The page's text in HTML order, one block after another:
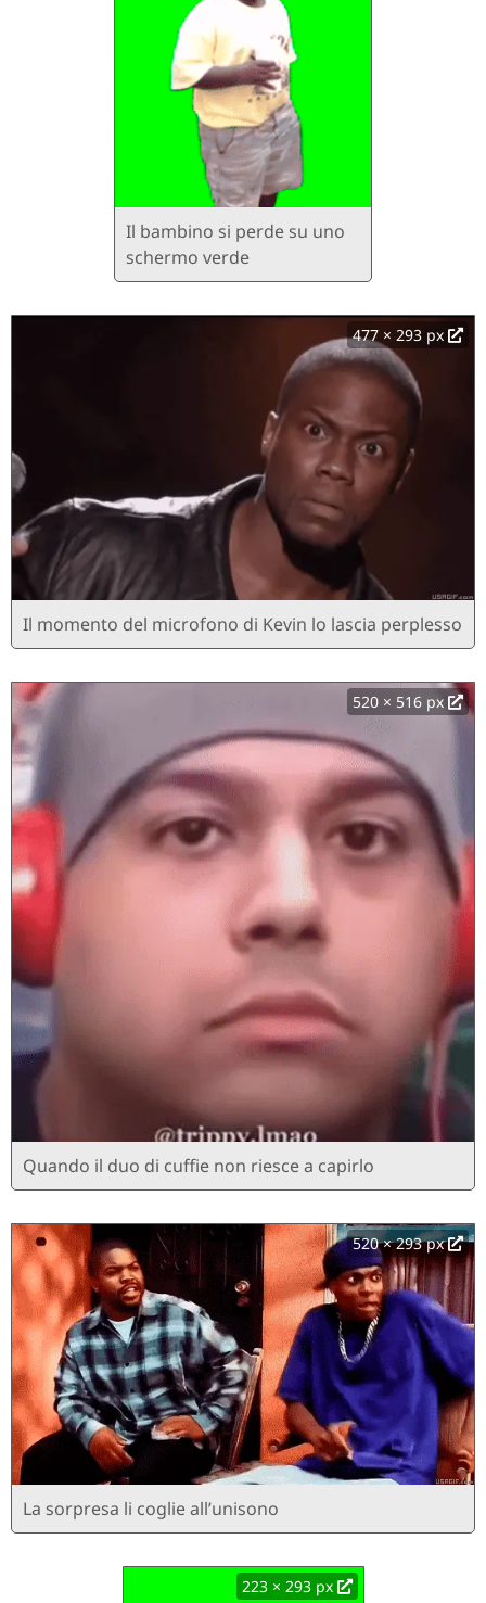
Il bambino si perde su uno
schermo verde
477 × 293 px
Il momento del microfono di Kevin lo lascia perplesso
520 × 516 px
Quando il duo di cuffie non riesce a capirlo
520 × 293 px
La sorpresa li coglie all’unisono
223 × 293 px